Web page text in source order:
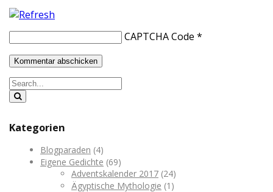
CAPTCHA Code *
Kategorien
Blogparaden (4)
Eigene Gedichte (69)
Adventskalender 2017 (24)
Ägyptische Mythologie (1)